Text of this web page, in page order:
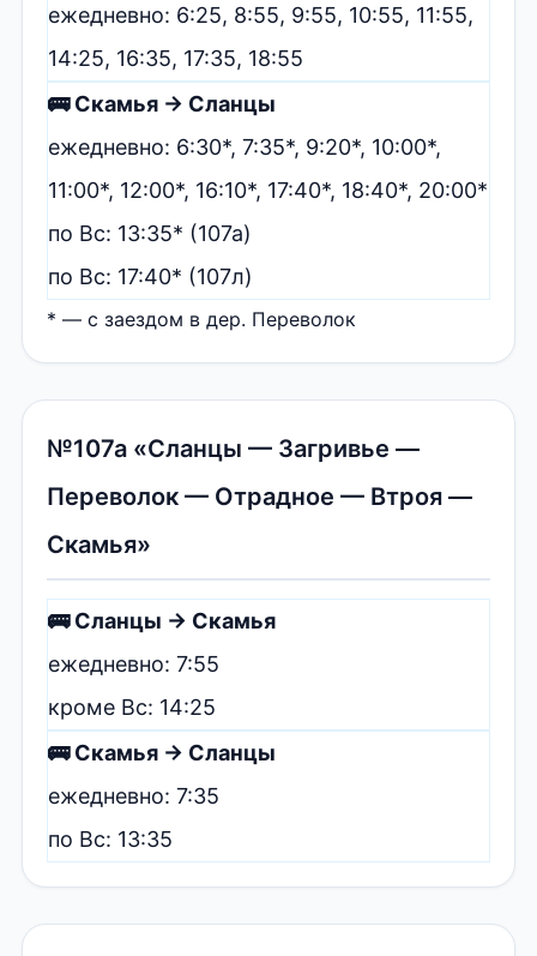
ежедневно: 6:25, 8:55, 9:55, 10:55, 11:55,
14:25, 16:35, 17:35, 18:55
🚌 Скамья → Сланцы
ежедневно: 6:30*, 7:35*, 9:20*, 10:00*,
11:00*, 12:00*, 16:10*, 17:40*, 18:40*, 20:00*
по Вс: 13:35* (107а)
по Вс: 17:40* (107л)
* — с заездом в дер. Переволок
№107а «Сланцы — Загривье —
Переволок — Отрадное — Втроя —
Скамья»
🚌 Сланцы → Скамья
ежедневно: 7:55
кроме Вс: 14:25
🚌 Скамья → Сланцы
ежедневно: 7:35
по Вс: 13:35